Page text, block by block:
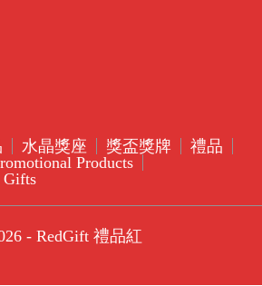
水晶獎座 獎盃獎牌
禮品
Products
Gifts
- RedGift 禮品紅